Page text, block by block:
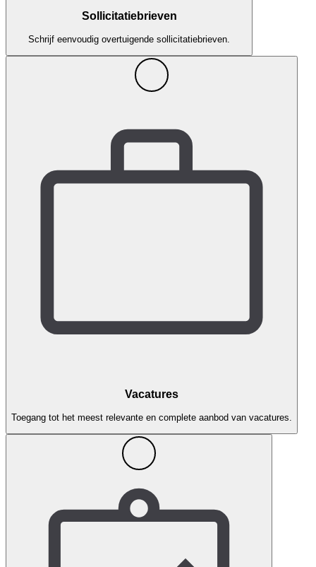
Sollicitatiebrieven
Schrijf eenvoudig overtuigende sollicitatiebrieven.
Vacatures
Toegang tot het meest relevante en complete aanbod van vacatures.